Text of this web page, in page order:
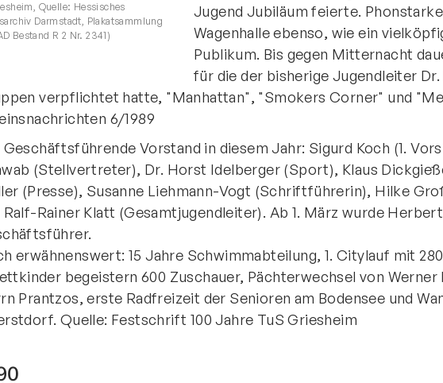
Quelle: Hessisches
Darmstadt, Plakatsammlung
Bestand R 2 Nr. 2341)
Jugend Jubiläum feierte.
Wagenhalle ebenso, wie ein
Publikum. Bis gegen Mitternacht
für die der bisherige Jugendleiter
verpflichtet hatte, "Manhattan", "Smokers Corner" und
6/1989
Geschäftsführende Vorstand in diesem Jahr: Sigurd Koch (1.
(Stellvertreter), Dr. Horst Idelberger (Sport), Klaus
(Presse), Susanne Liehmann-Vogt (Schriftführerin), Hilke
Ralf-Rainer Klatt (Gesamtjugendleiter). Ab 1. März wurde
erwähnenswert: 15 Jahre Schwimmabteilung, 1. Citylauf mit
begeistern 600 Zuschauer, Pächterwechsel von Werner
Prantzos, erste Radfreizeit der Senioren am Bodensee und
Quelle: Festschrift 100 Jahre TuS Griesheim
Mitglieder-Service
Downloads
Fragen & Antworten
Vereinsapp
Vereinsshop
Kontakt
Jahnstraße 20
64347
+49 6155 6
Deine